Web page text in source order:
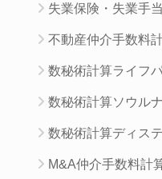
失業保険・失業手
不動産仲介手数料
数秘術計算ライフ
数秘術計算ソウル
数秘術計算ディス
M&A仲介手数料計